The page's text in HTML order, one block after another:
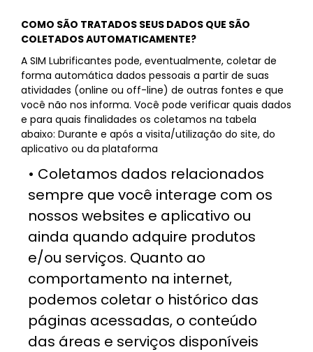
COMO SÃO TRATADOS SEUS DADOS QUE SÃO
COLETADOS AUTOMATICAMENTE?
A SIM Lubrificantes pode, eventualmente, coletar de
forma automática dados pessoais a partir de suas
atividades (online ou off-line) de outras fontes e que
você não nos informa. Você pode verificar quais dados
e para quais finalidades os coletamos na tabela
abaixo: Durante e após a visita/utilização do site, do
aplicativo ou da plataforma
• Coletamos dados relacionados
sempre que você interage com os
nossos websites e aplicativo ou
ainda quando adquire produtos
e/ou serviços. Quanto ao
comportamento na internet,
podemos coletar o histórico das
páginas acessadas, o conteúdo
das áreas e serviços disponíveis